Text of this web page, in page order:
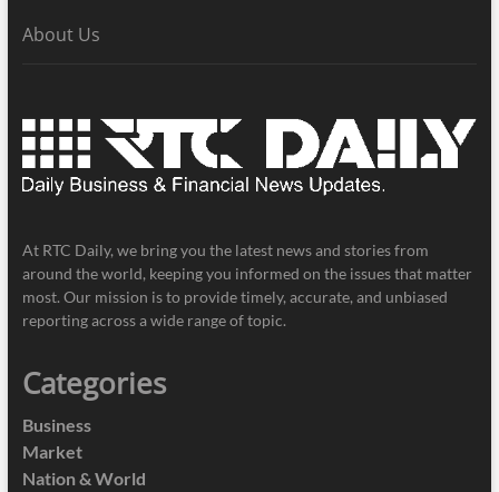
About Us
At RTC Daily, we bring you the latest news and stories from
around the world, keeping you informed on the issues that matter
most. Our mission is to provide timely, accurate, and unbiased
reporting across a wide range of topic.
Categories
Business
Market
Nation & World